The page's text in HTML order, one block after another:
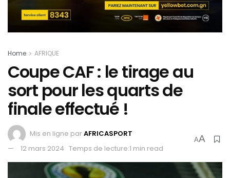
Home AFRIQUE
Coupe CAF : le tirage au
sort pour les quarts de
finale effectué !
Mis en ligne parAFRICASPORT
12 mars 2024 Temps de lecture:1 min read
AA